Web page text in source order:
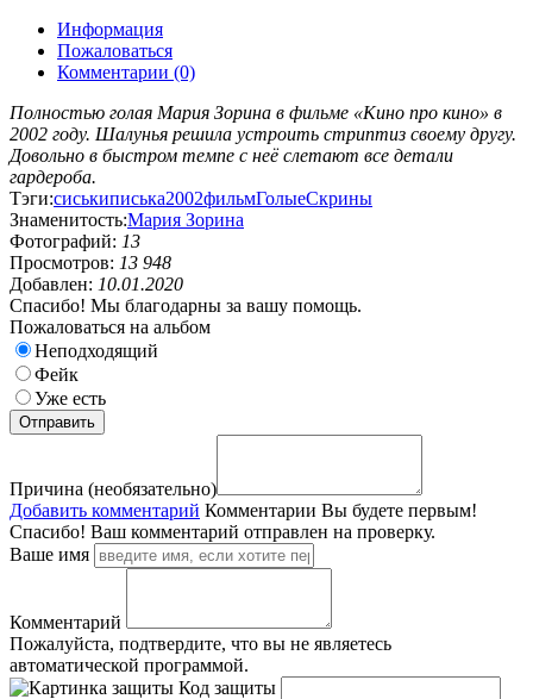
Информация
Пожаловаться
Комментарии (0)
Полностью голая Мария Зорина в фильме «Кино про кино» в
2002 году. Шалунья решила устроить стриптиз своему другу.
Довольно в быстром темпе с неё слетают все детали
гардероба.
Тэги:сиськиписька2002фильмГолыеСкрины
Знаменитость:Мария Зорина
Фотографий: 13
Просмотров: 13 948
Добавлен: 10.01.2020
Спасибо! Мы благодарны за вашу помощь.
Пожаловаться на альбом
Неподходящий
Фейк
Уже есть
Причина (необязательно)
Добавить комментарий Комментарии Вы будете первым!
Спасибо! Ваш комментарий отправлен на проверку.
Ваше имя
Комментарий
Пожалуйста, подтвердите, что вы не являетесь
автоматической программой.
Код защиты